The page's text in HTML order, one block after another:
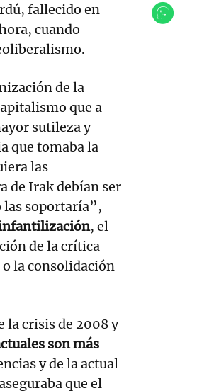
fallecido en
cuando
de la
que a
sutileza y
que tomaba la
las
de Irak debían ser
las soportaría”,
, el
de la crítica
la consolidación
la crisis de 2008 y
son más
y de la actual
que el